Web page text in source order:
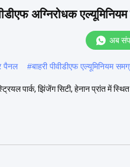
अग्निरोधक
अब
पैनल #बाहरी पीवीडीएफ एल्यूमिनियम
पार्क, झिंजेंग सिटी, हेनान प्रांत में